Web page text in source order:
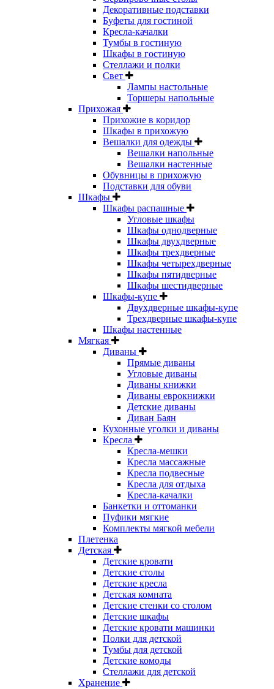
Декоративные подставки
Буфеты для гостиной
Кресла-качалки
Тумбы в гостиную
Шкафы в гостиную
Стеллажи и полки
Свет
Лампы настольные
Торшеры напольные
Прихожая
Прихожие в коридор
Шкафы в прихожую
Вешалки для одежды
Вешалки напольные
Вешалки настенные
Обувницы в прихожую
Подставки для обуви
Шкафы
Шкафы распашные
Угловые шкафы
Шкафы однодверные
Шкафы двухдверные
Шкафы трехдверные
Шкафы четырехдверные
Шкафы пятидверные
Шкафы шестидверные
Шкафы-купе
Двухдверные шкафы-купе
Трехдверные шкафы-купе
Шкафы настенные
Мягкая
Диваны
Прямые диваны
Угловые диваны
Диваны книжки
Диваны еврокнижки
Детские диваны
Диван Баян
Кухонные уголки и диваны
Кресла
Кресла-мешки
Кресла массажные
Кресла подвесные
Кресла для отдыха
Кресла-качалки
Банкетки и оттоманки
Пуфики мягкие
Комплекты мягкой мебели
Плетенка
Детская
Детские кровати
Детские столы
Детские кресла
Детская комната
Детские стенки со столом
Детские шкафы
Детские кровати машинки
Полки для детской
Тумбы для детской
Детские комоды
Стеллажи для детской
Хранение